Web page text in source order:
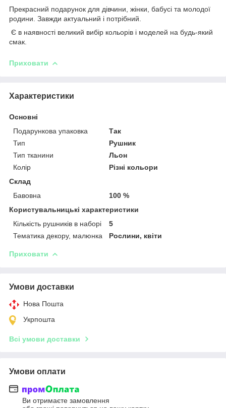
Прекрасний подарунок для дівчини, жінки, бабусі та молодої
родини. Завжди актуальний і потрібний.
Є в наявності великий вибір кольорів і моделей на будь-який
смак.
Приховати
Характеристики
Основні
Подарункова упаковка
Так
Тип
Рушник
Тип тканини
Льон
Колір
Різні кольори
Склад
Бавовна
100 %
Користувальницькі характеристики
Кількість рушників в наборі
5
Тематика декору, малюнка
Рослини, квіти
Приховати
Умови доставки
Нова Пошта
Укрпошта
Всі умови доставки
Умови оплати
Ви отримаєте замовлення